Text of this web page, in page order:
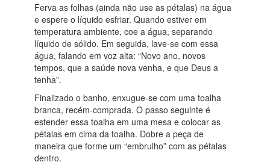
Ferva as folhas (ainda não use as pétalas) na água
e espere o líquido esfriar. Quando estiver em
temperatura ambiente, coe a água, separando
líquido de sólido. Em seguida, lave-se com essa
água, falando em voz alta: “Novo ano, novos
tempos, que a saúde nova venha, e que Deus a
tenha”.
Finalizado o banho, enxugue-se com uma toalha
branca, recém-comprada. O passo seguinte é
estender essa toalha em uma mesa e colocar as
pétalas em cima da toalha. Dobre a peça de
maneira que forme um “embrulho” com as pétalas
dentro.